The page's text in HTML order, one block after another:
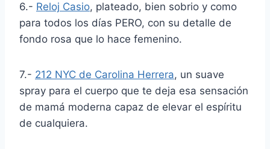
6.- Reloj Casio, plateado, bien sobrio y como
para todos los días PERO, con su detalle de
fondo rosa que lo hace femenino.
7.- 212 NYC de Carolina Herrera, un suave
spray para el cuerpo que te deja esa sensación
de mamá moderna capaz de elevar el espíritu
de cualquiera.